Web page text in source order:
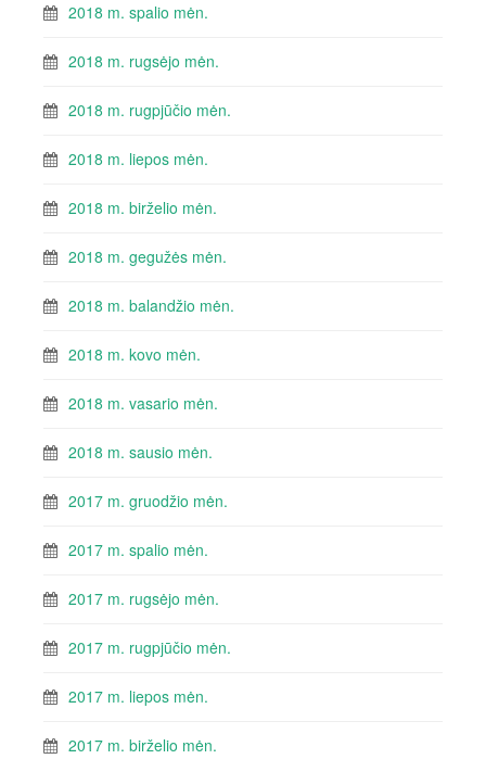
2018 m. spalio mėn.
2018 m. rugsėjo mėn.
2018 m. rugpjūčio mėn.
2018 m. liepos mėn.
2018 m. birželio mėn.
2018 m. gegužės mėn.
2018 m. balandžio mėn.
2018 m. kovo mėn.
2018 m. vasario mėn.
2018 m. sausio mėn.
2017 m. gruodžio mėn.
2017 m. spalio mėn.
2017 m. rugsėjo mėn.
2017 m. rugpjūčio mėn.
2017 m. liepos mėn.
2017 m. birželio mėn.